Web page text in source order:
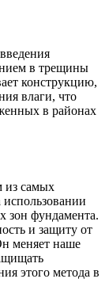
в трещины
конструкцию,
влаги, что
в районах
из самых
зон фундамента.
и защиту от
меняет наше
этого метода в